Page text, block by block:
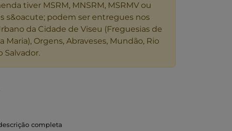
tiver MSRM, MNSRM, MSRMV ou
s&oacute; podem ser entregues nos
da Cidade de Viseu (Freguesias de
Maria), Orgens, Abraveses, Mundão, Rio
Salvador.
completa